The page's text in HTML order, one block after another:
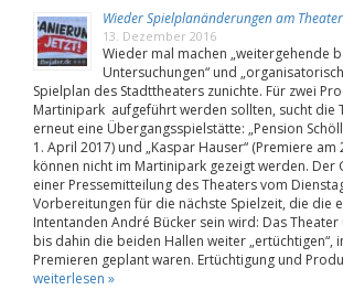
Wieder Spielplanänderungen am Theater
13. Dezember 2016
Wieder mal machen „weitergehende
Untersuchungen“ und
Spielplan des Stadttheaters zunichte. Für zwei
Martinipark aufgeführt werden sollten, sucht die
erneut eine Übergangsspielstätte: „Pension
1. April 2017) und „Kaspar Hauser“ (Premiere am
können nicht im Martinipark gezeigt werden. Der
einer Pressemitteilung des Theaters vom
Vorbereitungen für die nächste Spielzeit, die die
Intentanden André Bücker sein wird: Das
bis dahin die beiden Hallen weiter „ertüchtigen“,
Premieren geplant waren. Ertüchtigung und
weiterlesen »